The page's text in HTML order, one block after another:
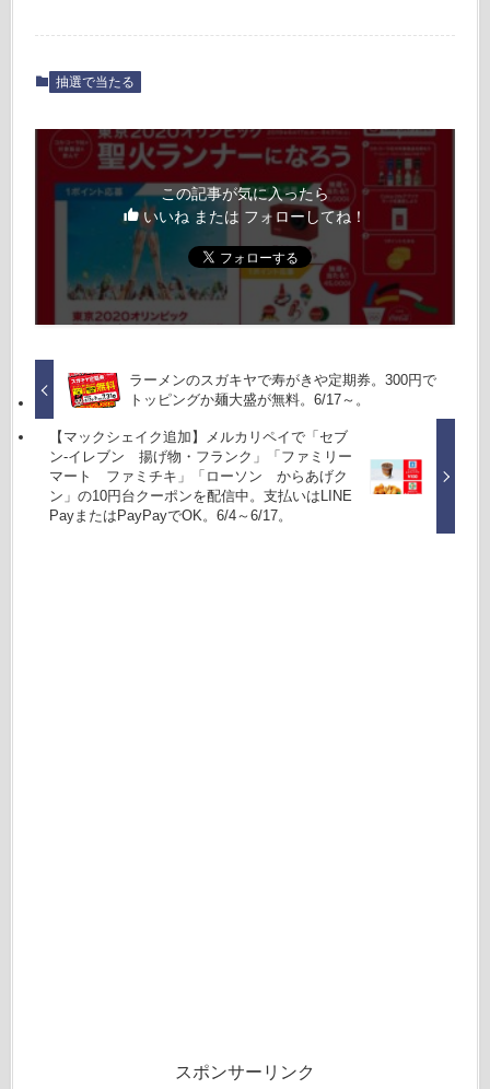
抽選で当たる
この記事が気に入ったら
いいね または フォローしてね！
ラーメンのスガキヤで寿がきや定期券。300円で
トッピングか麺大盛が無料。6/17～。
【マックシェイク追加】メルカリペイで「セブ
ン-イレブン 揚げ物・フランク」「ファミリー
マート ファミチキ」「ローソン からあげク
ン」の10円台クーポンを配信中。支払いはLINE
PayまたはPayPayでOK。6/4～6/17。
スポンサーリンク